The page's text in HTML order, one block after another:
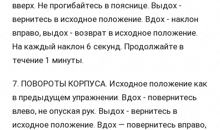
вверх. Не прогибайтесь в пояснице. Выдох -
вернитесь в исходное положение. Вдох - наклон
вправо, выдох - возврат в исходное положение.
На каждый наклон 6 секунд. Продолжайте в
течение 1 минуты.
7. ПОВОРОТЫ КОРПУСА. Исходное положение как
в предыдущем упражнении. Вдох - повернитесь
влево, не опуская рук. Выдох - вернитесь в
исходное положение. Вдох — повернитесь вправо,